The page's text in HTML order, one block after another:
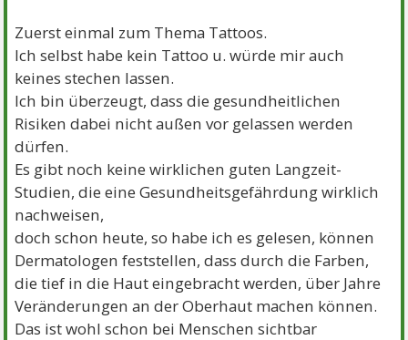
Zuerst einmal zum Thema Tattoos.
Ich selbst habe kein Tattoo u. würde mir auch
keines stechen lassen.
Ich bin überzeugt, dass die gesundheitlichen
Risiken dabei nicht außen vor gelassen werden
dürfen.
Es gibt noch keine wirklichen guten Langzeit-
Studien, die eine Gesundheitsgefährdung wirklich
nachweisen,
doch schon heute, so habe ich es gelesen, können
Dermatologen feststellen, dass durch die Farben,
die tief in die Haut eingebracht werden, über Jahre
Veränderungen an der Oberhaut machen können.
Das ist wohl schon bei Menschen sichtbar